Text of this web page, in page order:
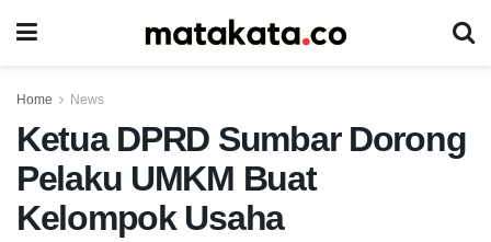
Home News
Ketua DPRD Sumbar Dorong
Pelaku UMKM Buat
Kelompok Usaha